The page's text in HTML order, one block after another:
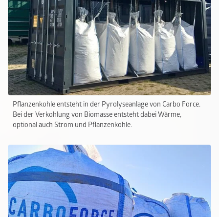
Pflanzenkohle entsteht in der Pyrolyseanlage von Carbo Force.
Bei der Verkohlung von Biomasse entsteht dabei Wärme,
optional auch Strom und Pflanzenkohle.